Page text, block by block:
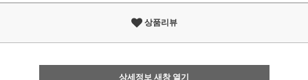
상품리뷰
상세정보 새창 열기